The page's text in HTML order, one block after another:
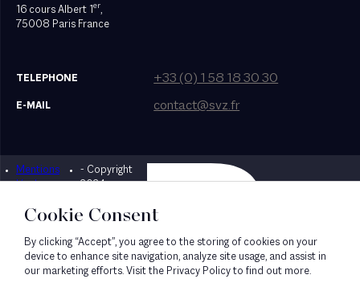
16 cours Albert 1er,
75008 Paris France
TELEPHONE +33 (0) 1 58 18 30 30
E-MAIL contact@svz.fr
Mentions
légales
- Copyright
2024
Designed by Bonhomme
Cookie Consent
By clicking “Accept”, you agree to the storing of cookies on your
device to enhance site navigation, analyze site usage, and assist in
our marketing efforts. Visit the Privacy Policy to find out more.